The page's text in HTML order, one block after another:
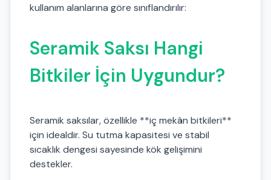
kullanım alanlarına göre sınıflandırılır:
Seramik Saksı Hangi
Bitkiler İçin Uygundur?
Seramik saksılar, özellikle **iç mekân bitkileri**
için idealdir. Su tutma kapasitesi ve stabil
sıcaklık dengesi sayesinde kök gelişimini
destekler.